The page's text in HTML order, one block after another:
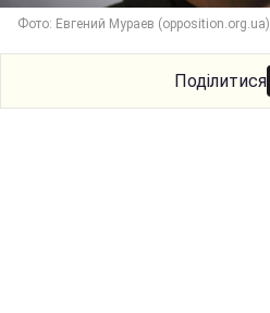
Фото: Евгений Мураев (opposition.org.ua)
Поділитися